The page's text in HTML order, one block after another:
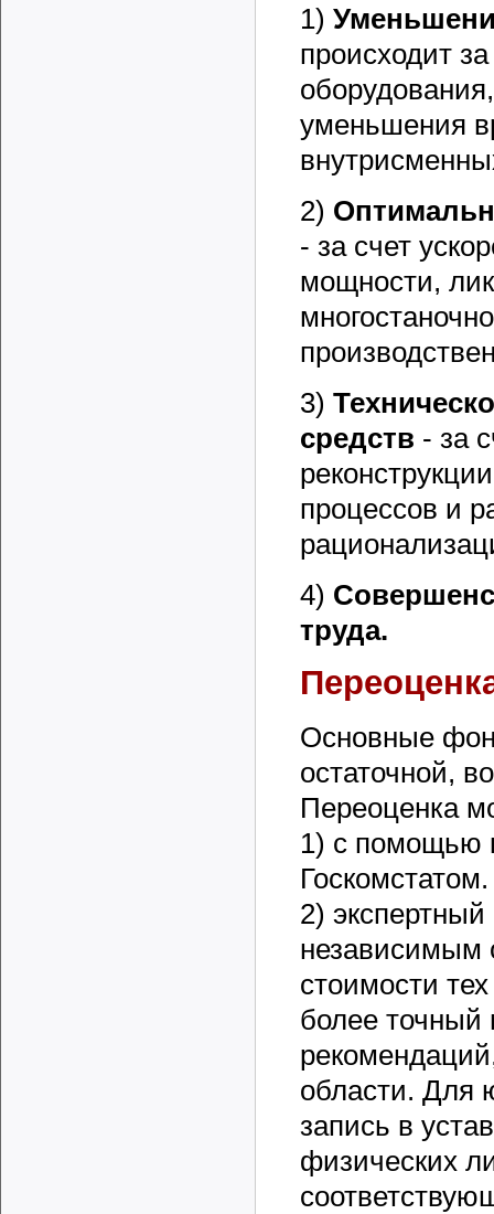
1)
происходит
уменьшения
2)
- за счет
мощности,
3)
средств - за
процессов и
4)
труда.
Основные
остаточной,
Переоценка
1) с помощью
Госкомстатом.
2)
независимым
стоимости
более точный
области. Для
запись в
физических